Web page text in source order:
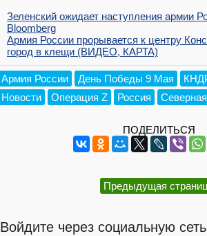
Зеленский ожидает наступления армии
Bloomberg
Армия России прорывается к центру
город в клещи (ВИДЕО, КАРТА)
Армия России День Победы 9 Мая
Новости
Операция Z Россия
ПОДЕЛИТЬСЯ
Предыдущая
Войдите через социальную сеть